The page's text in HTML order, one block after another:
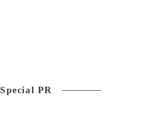
Special PR